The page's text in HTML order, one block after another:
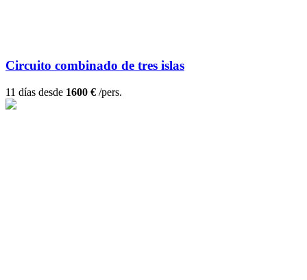
Circuito combinado de tres islas
11 días desde 1600 € /pers.